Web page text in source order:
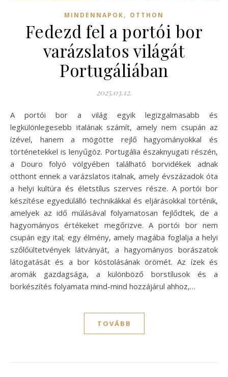
MINDENNAPOK, OTTHON
Fedezd fel a portói bor
varázslatos világát
Portugáliában
2025.03.12.
A portói bor a világ egyik legizgalmasabb és
legkülönlegesebb italának számít, amely nem csupán az
ízével, hanem a mögötte rejlő hagyományokkal és
történetekkel is lenyűgöz. Portugália északnyugati részén,
a Douro folyó völgyében található borvidékek adnak
otthont ennek a varázslatos italnak, amely évszázadok óta
a helyi kultúra és életstílus szerves része. A portói bor
készítése egyedülálló technikákkal és eljárásokkal történik,
amelyek az idő múlásával folyamatosan fejlődtek, de a
hagyományos értékeket megőrizve. A portói bor nem
csupán egy ital; egy élmény, amely magába foglalja a helyi
szőlőültetvények látványát, a hagyományos borászatok
látogatását és a bor kóstolásának örömét. Az ízek és
aromák gazdagsága, a különböző borstílusok és a
borkészítés folyamata mind-mind hozzájárul ahhoz,…
TOVÁBB